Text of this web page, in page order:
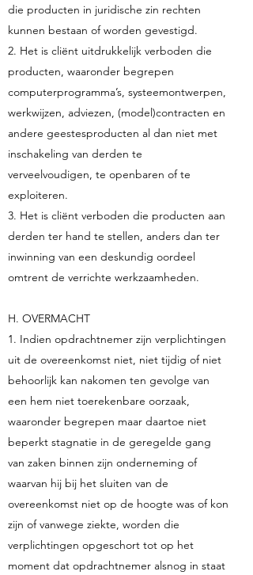
die producten in juridische zin rechten
kunnen bestaan of worden gevestigd.
2. Het is cliënt uitdrukkelijk verboden die
producten, waaronder begrepen
computerprogramma’s, systeemontwerpen,
werkwijzen, adviezen, (model)contracten en
andere geestesproducten al dan niet met
inschakeling van derden te
verveelvoudigen, te openbaren of te
exploiteren.
3. Het is cliënt verboden die producten aan
derden ter hand te stellen, anders dan ter
inwinning van een deskundig oordeel
omtrent de verrichte werkzaamheden.
H. OVERMACHT
1. Indien opdrachtnemer zijn verplichtingen
uit de overeenkomst niet, niet tijdig of niet
behoorlijk kan nakomen ten gevolge van
een hem niet toerekenbare oorzaak,
waaronder begrepen maar daartoe niet
beperkt stagnatie in de geregelde gang
van zaken binnen zijn onderneming of
waarvan hij bij het sluiten van de
overeenkomst niet op de hoogte was of kon
zijn of vanwege ziekte, worden die
verplichtingen opgeschort tot op het
moment dat opdrachtnemer alsnog in staat